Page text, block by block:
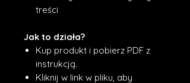
treści
Jak to działa?
Kup produkt i pobierz PDF z
instrukcją.
Kliknij w link w pliku, aby